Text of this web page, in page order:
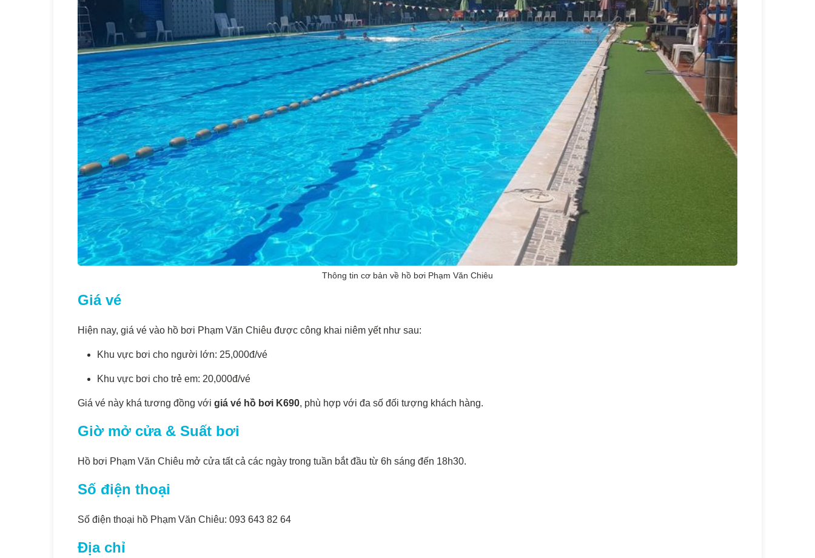
Thông tin cơ bản về hồ bơi Phạm Văn Chiêu
Giá vé
Hiện nay, giá vé vào hồ bơi Phạm Văn Chiêu được công khai niêm yết như sau:
Khu vực bơi cho người lớn: 25,000đ/vé
Khu vực bơi cho trẻ em: 20,000đ/vé
Giá vé này khá tương đồng với giá vé hồ bơi K690, phù hợp với đa số đối tượng khách hàng.
Giờ mở cửa & Suất bơi
Hồ bơi Phạm Văn Chiêu mở cửa tất cả các ngày trong tuần bắt đầu từ 6h sáng đến 18h30.
Số điện thoại
Số điện thoại hồ Phạm Văn Chiêu: 093 643 82 64
Địa chỉ